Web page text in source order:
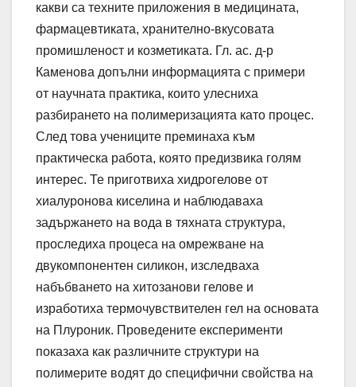
какви са техните приложения в медицината,
фармацевтиката, хранително-вкусовата
промишленост и козметиката. Гл. ас. д-р
Каменова допълни информацията с примери
от научната практика, които улесниха
разбирането на полимеризацията като процес.
След това учениците преминаха към
практическа работа, която предизвика голям
интерес. Те приготвиха хидрогелове от
хиалуронова киселина и наблюдаваха
задържането на вода в тяхната структура,
проследиха процеса на омрежване на
двукомпонентен силикон, изследваха
набъбването на хитозанови гелове и
изработиха термочувствителен гел на основата
на Плуроник. Проведените експерименти
показаха как различните структури на
полимерите водят до специфични свойства на